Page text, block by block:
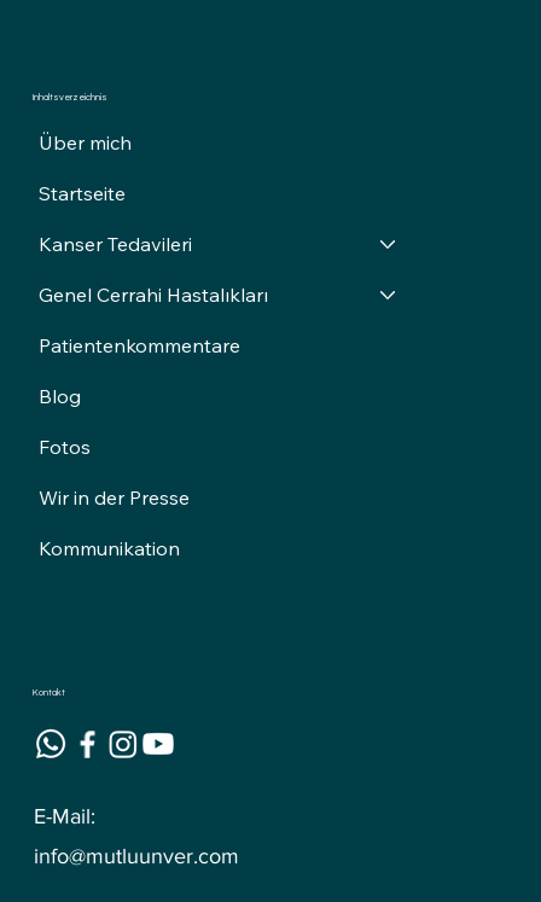
Über mich
Startseite
Kanser Tedavileri
Genel Cerrahi Hastalıkları
Patientenkommentare
Blog
Fotos
Wir in der Presse
Kommunikation
Inhaltsverzeichnis
Kontakt
info@mutluunver.com
E-Mail: